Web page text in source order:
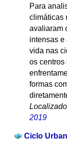
Para
climáticas
avaliaram
intensas e
vida nas
os centros
formas
2019
Ciclo